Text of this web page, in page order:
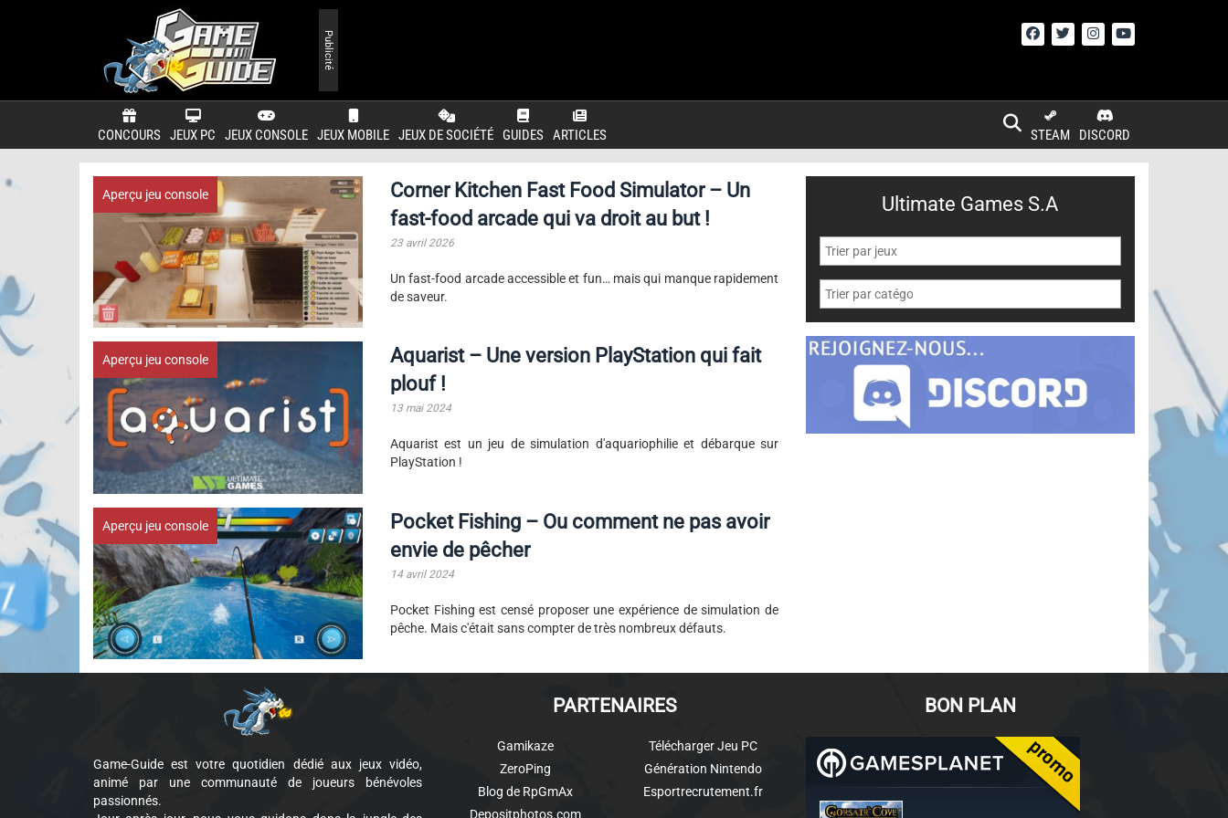
CONCOURS JEUX PC JEUX CONSOLE JEUX MOBILE JEUX DE SOCIÉTÉ GUIDES ARTICLES DISCORD
STEAM
Publicité
Aperçu jeu console
Corner Kitchen Fast Food Simulator – Un
fast-food arcade qui va droit au but !
23 avril 2026
Un fast-food arcade accessible et fun… mais qui manque rapidement
de saveur.
Aperçu jeu console
Aquarist – Une version PlayStation qui fait
plouf !
13 mai 2024
Aquarist est un jeu de simulation d'aquariophilie et débarque sur
PlayStation !
Aperçu jeu console
Pocket Fishing – Ou comment ne pas avoir
envie de pêcher
14 avril 2024
Pocket Fishing est censé proposer une expérience de simulation de
pêche. Mais c'était sans compter de très nombreux défauts.
Ultimate Games S.A
Game-Guide est votre quotidien dédié aux jeux vidéo,
animé par une communauté de joueurs bénévoles
passionnés.
PARTENAIRES
Gamikaze
ZeroPing
Blog de RpGmAx
Depositphotos.com
Télécharger Jeu PC
Génération Nintendo
Esportrecrutement.fr
BON PLAN